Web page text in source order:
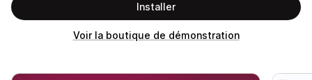
Installer
Voir la boutique de démonstration